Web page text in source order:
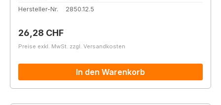
Hersteller-Nr.
2850.12.5
Regulärer Preis:
26,28 CHF
Preise exkl. MwSt. zzgl. Versandkosten
In den Warenkorb